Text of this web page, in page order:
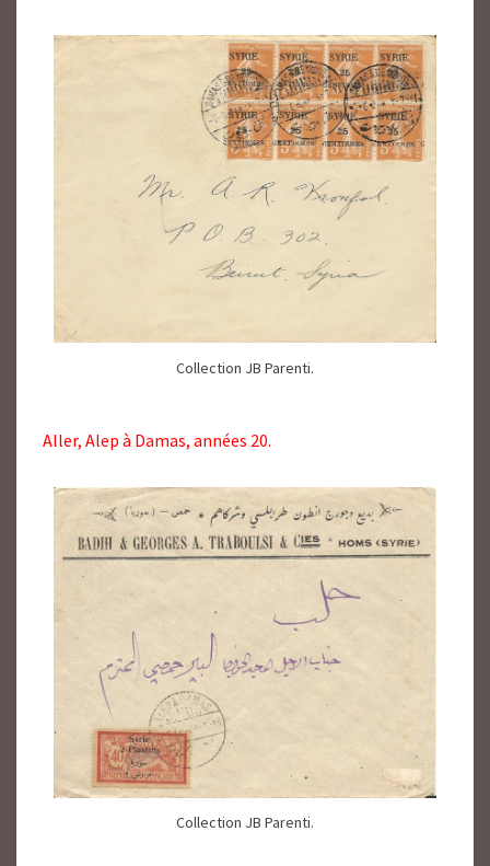
Collection JB Parenti.
Aller, Alep à Damas, années 20.
Collection JB Parenti.